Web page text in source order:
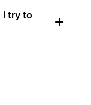
I try to